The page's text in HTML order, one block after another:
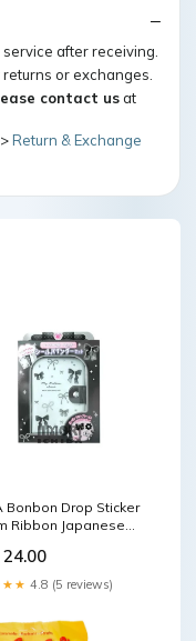
after receiving.
or exchanges.
contact usat
Return & Exchange
Bonbon Drop Sticker
Ribbon Japanese
24.00
4.8 (5 reviews)